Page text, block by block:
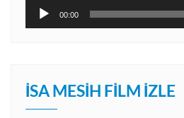
00:00
İSA MESIH FILM İZLE